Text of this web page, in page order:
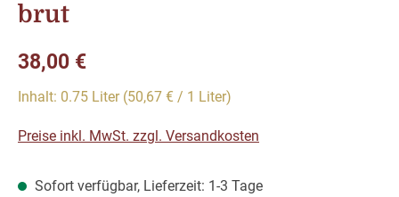
brut
Regulärer Preis:
38,00 €
Inhalt: 0.75 Liter (50,67 € / 1 Liter)
Preise inkl. MwSt. zzgl. Versandkosten
Sofort verfügbar, Lieferzeit: 1-3 Tage